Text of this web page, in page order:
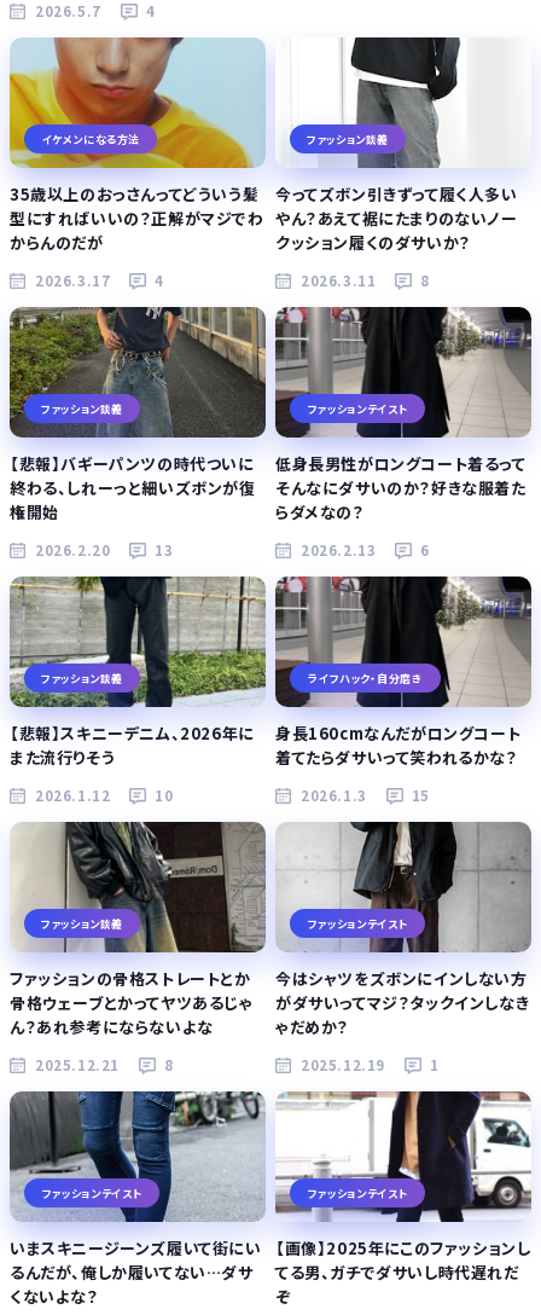
2026.5.7 4
イケメンになる方法
35歳以上のおっさんってどういう髪
型にすればいいの？正解がマジでわ
からんのだが
2026.3.17 4
ファッション談義
今ってズボン引きずって履く人多い
やん？あえて裾にたまりのないノー
クッション履くのダサいか？
2026.3.11 8
ファッション談義
【悲報】バギーパンツの時代ついに
終わる、しれーっと細いズボンが復
権開始
2026.2.20 13
ファッションテイスト
低身長男性がロングコート着るって
そんなにダサいのか？好きな服着た
らダメなの？
2026.2.13 6
ファッション談義
【悲報】スキニーデニム、2026年に
また流行りそう
2026.1.12 10
ライフハック・自分磨き
身長160cmなんだがロングコート
着てたらダサいって笑われるかな？
2026.1.3 15
ファッション談義
ファッションの骨格ストレートとか
骨格ウェーブとかってヤツあるじゃ
ん？あれ参考にならないよな
2025.12.21 8
ファッションテイスト
今はシャツをズボンにインしない方
がダサいってマジ？タックインしなき
ゃだめか？
2025.12.19 1
ファッションテイスト
いまスキニージーンズ履いて街にい
るんだが、俺しか履いてない…ダサ
くないよな？
ファッションテイスト
【画像】2025年にこのファッションし
てる男、ガチでダサいし時代遅れだ
ぞ